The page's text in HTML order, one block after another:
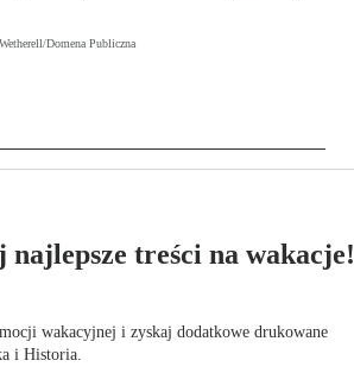
Domena Publiczna
najlepsze treści na wakacje!
wakacyjnej i zyskaj dodatkowe drukowane
i Historia.